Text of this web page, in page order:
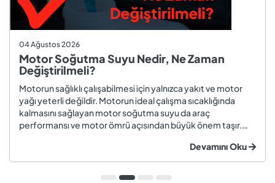
04 Ağustos 2026
Motor Soğutma Suyu Nedir, Ne Zaman
Değiştirilmeli?
Motorun sağlıklı çalışabilmesi için yalnızca yakıt ve motor
yağı yeterli değildir. Motorun ideal çalışma sıcaklığında
kalmasını sağlayan motor soğutma suyu da araç
performansı ve motor ömrü açısından büyük önem taşır.
değiştirilmeyen soğutma suyu; hararet, korozyon, motor
arızaları ve yüksek onarım ma...
Devamını Oku